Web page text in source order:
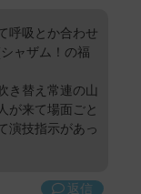
呼吸とか合わせ
ャザム！の福
き替え常連の山
が来て場面ごと
演技指示があっ
返信